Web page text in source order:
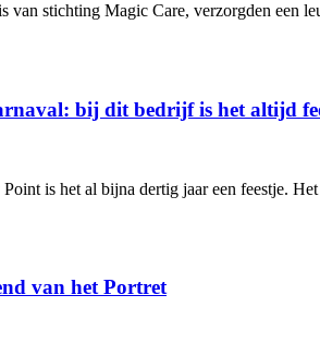
van stichting Magic Care, verzorgden een
bij dit bedrijf is het altijd
is het al bijna dertig jaar een feestje.
van het Portret